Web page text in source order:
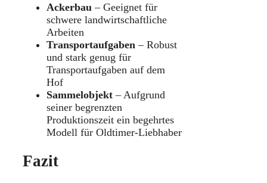
Ackerbau – Geeignet für
schwere landwirtschaftliche
Arbeiten
Transportaufgaben – Robust
und stark genug für
Transportaufgaben auf dem
Hof
Sammelobjekt – Aufgrund
seiner begrenzten
Produktionszeit ein begehrtes
Modell für Oldtimer-Liebhaber
Fazit